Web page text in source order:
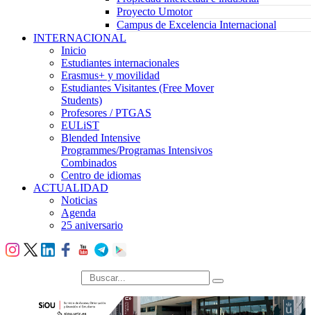
Proyecto Umotor
Campus de Excelencia Internacional
INTERNACIONAL
Inicio
Estudiantes internacionales
Erasmus+ y movilidad
Estudiantes Visitantes (Free Mover
Students)
Profesores / PTGAS
EULiST
Blended Intensive
Programmes/Programas Intensivos
Combinados
Centro de idiomas
ACTUALIDAD
Noticias
Agenda
25 aniversario
búsqueda